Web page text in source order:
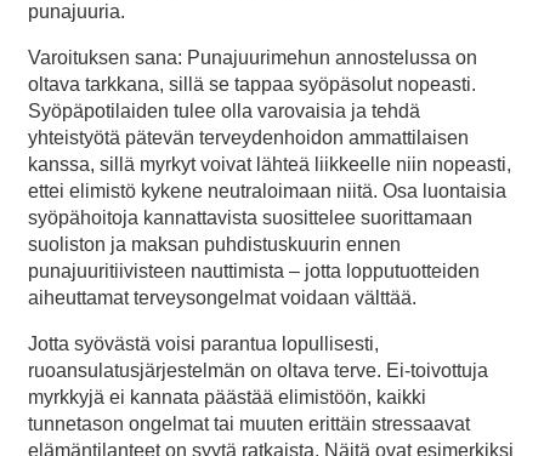
punajuuria.
Varoituksen sana: Punajuurimehun annostelussa on
oltava tarkkana, sillä se tappaa syöpäsolut nopeasti.
Syöpäpotilaiden tulee olla varovaisia ja tehdä
yhteistyötä pätevän terveydenhoidon ammattilaisen
kanssa, sillä myrkyt voivat lähteä liikkeelle niin nopeasti,
ettei elimistö kykene neutraloimaan niitä. Osa luontaisia
syöpähoitoja kannattavista suosittelee suorittamaan
suoliston ja maksan puhdistuskuurin ennen
punajuuritiivisteen nauttimista – jotta lopputuotteiden
aiheuttamat terveysongelmat voidaan välttää.
Jotta syövästä voisi parantua lopullisesti,
ruoansulatusjärjestelmän on oltava terve. Ei-toivottuja
myrkkyjä ei kannata päästää elimistöön, kaikki
tunnetason ongelmat tai muuten erittäin stressaavat
elämäntilanteet on syytä ratkaista. Näitä ovat esimerkiksi